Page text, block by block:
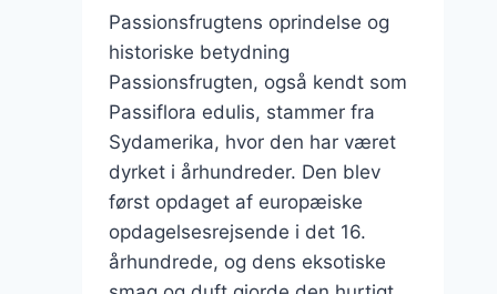
Passionsfrugtens oprindelse og
historiske betydning
Passionsfrugten, også kendt som
Passiflora edulis, stammer fra
Sydamerika, hvor den har været
dyrket i århundreder. Den blev
først opdaget af europæiske
opdagelsesrejsende i det 16.
århundrede, og dens eksotiske